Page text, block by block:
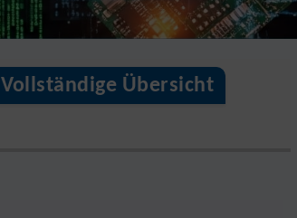
Vollständige Übersicht